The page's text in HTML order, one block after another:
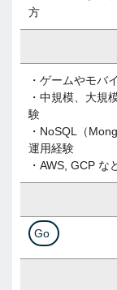
方
・ゲームやモバ
・中規模、大規
験
・NoSQL（
運用経験
・AWS, GCP
Go